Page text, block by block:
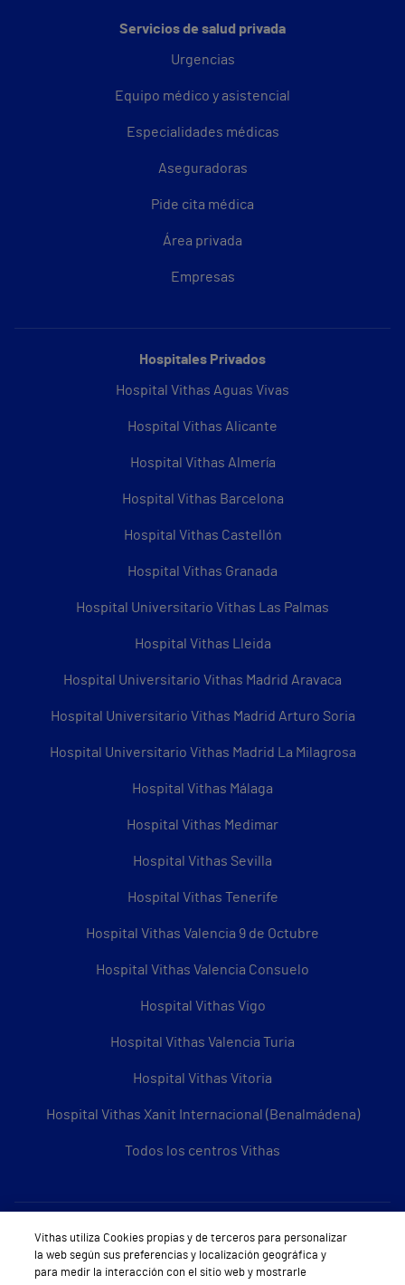
Servicios de salud privada
Urgencias
Equipo médico y asistencial
Especialidades médicas
Aseguradoras
Pide cita médica
Área privada
Empresas
Hospitales Privados
Hospital Vithas Aguas Vivas
Hospital Vithas Alicante
Hospital Vithas Almería
Hospital Vithas Barcelona
Hospital Vithas Castellón
Hospital Vithas Granada
Hospital Universitario Vithas Las Palmas
Hospital Vithas Lleida
Hospital Universitario Vithas Madrid Aravaca
Hospital Universitario Vithas Madrid Arturo Soria
Hospital Universitario Vithas Madrid La Milagrosa
Hospital Vithas Málaga
Hospital Vithas Medimar
Hospital Vithas Sevilla
Hospital Vithas Tenerife
Hospital Vithas Valencia 9 de Octubre
Hospital Vithas Valencia Consuelo
Hospital Vithas Vigo
Hospital Vithas Valencia Turia
Hospital Vithas Vitoria
Hospital Vithas Xanit Internacional (Benalmádena)
Todos los centros Vithas
Sobre Vithas
Quiénes somos
Vithas utiliza Cookies propias y de terceros para personalizar
la web según sus preferencias y localización geográfica y
para medir la interacción con el sitio web y mostrarle